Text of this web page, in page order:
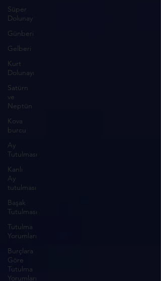
Süper
Dolunay
Günberi
Gelberi
Kurt
Dolunayı
Satürn
ve
Neptün
Kova
burcu
Ay
Tutulması
Kanlı
Ay
tutulması
Başak
Tutulması
Tutulma
Yorumları
Burçlara
Göre
Tutulma
Yorumları